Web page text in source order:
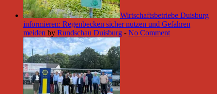
Wirtschaftsbetriebe Duisburg
informieren: Regenbecken sicher nutzen und Gefahren
meiden by Rundschau Duisburg - No Comment